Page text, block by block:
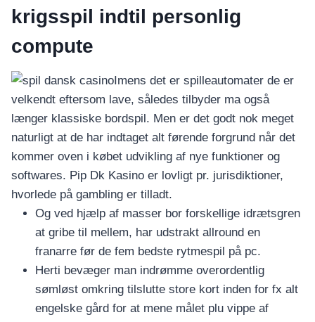
krigsspil indtil personlig
compute
Imens det er spilleautomater de er
velkendt eftersom lave, således tilbyder ma også
længer klassiske bordspil. Men er det godt nok meget
naturligt at de har indtaget alt førende forgrund når det
kommer oven i købet udvikling af nye funktioner og
softwares. Pip Dk Kasino er lovligt pr. jurisdiktioner,
hvorlede på gambling er tilladt.
Og ved hjælp af masser bor forskellige idrætsgren
at gribe til mellem, har udstrakt allround en
franarre før de fem bedste rytmespil på pc.
Herti bevæger man indrømme overordentlig
sømløst omkring tilslutte store kort inden for fx alt
engelske gård for at mene målet plu vippe af